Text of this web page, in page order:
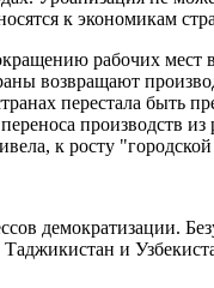
к экономикам
рабочих мест
возвращают
перестала быть
производств
к росту
демократизации.
и